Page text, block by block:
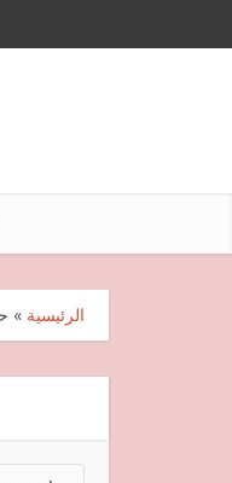
الرئيسية »